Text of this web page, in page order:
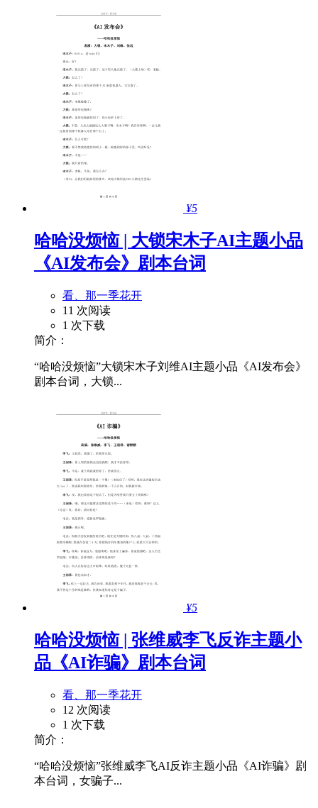
¥5
哈哈没烦恼 | 大锁宋木子AI主题小品
《AI发布会》剧本台词
看、那一季花开
11 次阅读
1 次下载
简介：
“哈哈没烦恼”大锁宋木子刘维AI主题小品《AI发布会》
剧本台词，大锁...
¥5
哈哈没烦恼 | 张维威李飞反诈主题小
品《AI诈骗》剧本台词
看、那一季花开
12 次阅读
1 次下载
简介：
“哈哈没烦恼”张维威李飞AI反诈主题小品《AI诈骗》剧
本台词，女骗子...